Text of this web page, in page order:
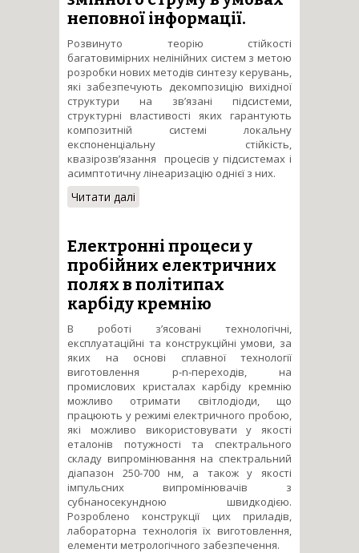
неповної інформації.
Розвинуто теорію стійкості
багатовимірних нелінійних систем з метою
розробки нових методів синтезу керувань,
які забезпечують декомпозицію вихідної
структури на зв’язані підсистеми,
структурні властивості яких гарантують
композитній системі локальну
експоненціальну стійкість,
квазірозв’язання процесів у підсистемах і
асимптотичну лінеаризацію однієї з них.
Читати далі
адаптивних
автоматичного керування з
векторно-керованими
електродвигунами змінного
струму в умовах неповної
інформації.
Електронні процеси у
пробійних електричних
полях в політипах
карбіду кремнію
В роботі з’ясовані технологічні,
експлуатаційні та конструкційні умови, за
яких на основі сплавної технології
виготовлення p-n-переходів, на
промислових кристалах карбіду кремнію
можливо отримати світлодіоди, що
працюють у режимі електричного пробою,
які можливо використовувати у якості
еталонів потужності та спектрального
складу випромінювання на спектральний
діапазон 250­-700 нм, а також у якості
імпульсних випромінювачів з
субнаносекундною швидкодією.
Розроблено конструкції цих приладів,
лабораторна технологія їх виготовлення,
елементи метрологічного забезпечення.